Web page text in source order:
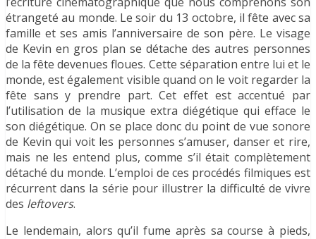
étrangeté au monde. Le soir du 13 octobre, il fête avec sa
famille et ses amis l’anniversaire de son père. Le visage
de Kevin en gros plan se détache des autres personnes
de la fête devenues floues. Cette séparation entre lui et le
monde, est également visible quand on le voit regarder la
fête sans y prendre part. Cet effet est accentué par
l’utilisation de la musique extra diégétique qui efface le
son diégétique. On se place donc du point de vue sonore
de Kevin qui voit les personnes s’amuser, danser et rire,
mais ne les entend plus, comme s’il était complètement
détaché du monde. L’emploi de ces procédés filmiques est
récurrent dans la série pour illustrer la difficulté de vivre
des leftovers.
Le lendemain, alors qu’il fume après sa course à pieds,